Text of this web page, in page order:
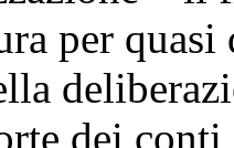
per
dei